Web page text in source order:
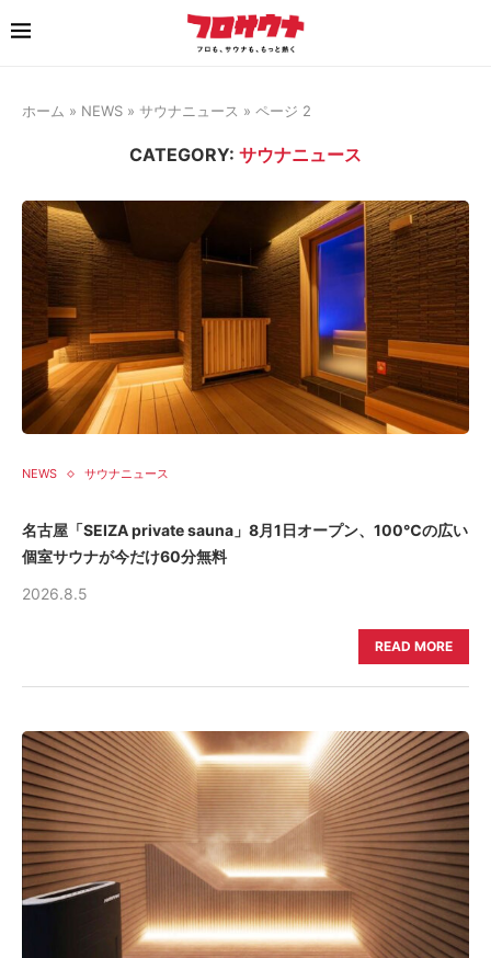
ホーム » NEWS » サウナニュース » ページ 2
CATEGORY: サウナニュース
NEWS サウナニュース
名古屋「SEIZA private sauna」8月1日オープン、100℃の広い
個室サウナが今だけ60分無料
2026.8.5
READ MORE